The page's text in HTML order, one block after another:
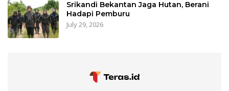
Srikandi Bekantan Jaga Hutan, Berani
Hadapi Pemburu
July 29, 2026